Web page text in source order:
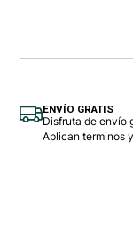
ENVÍO GRATIS
Disfruta de envío
Aplican terminos